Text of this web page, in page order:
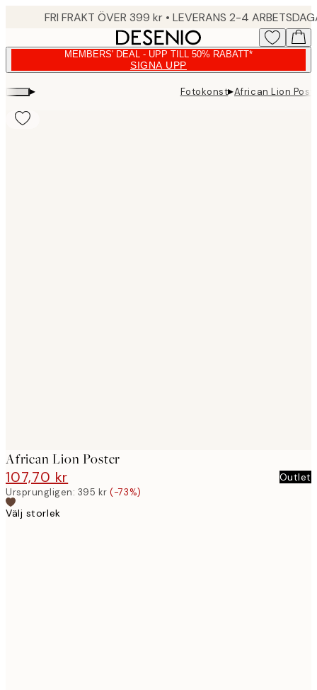
FRI FRAKT ÖVER 399 kr • LEVERANS 2-4
MEMBERS' DEAL - UPP TILL 50% RABATT*
SIGNA UPP
▸ Fotokonst▸African Lion
African Lion Poster
107,70 kr Outlet
Ursprungligen: 395 kr (-73%)
Välj storlek